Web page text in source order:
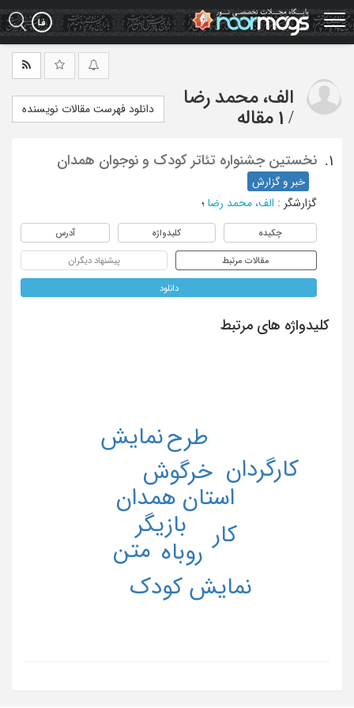
Skip
to
main
الف، محمد رضا
/ 1 مقاله دانلود فهرست مقالات نویسنده
1. نخستین جشنواره تئاتر کودک و نوجوان همدان
خبر و گزارش
گزارشگر : الف، محمد رضا ؛
چکیده کلیدواژه آدرس
مقالات مرتبط پیشنهاد دیگران
دانلود
کلیدواژه های مرتبط
استان همدان
بازیگر
خرگوش
روباه
طرح
متن
نمایش
نمایش کودک
کار
کارگردان